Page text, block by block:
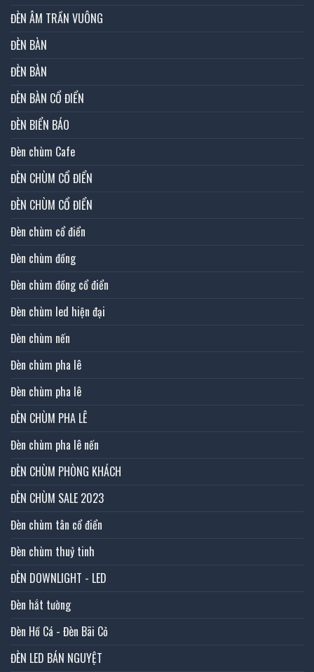
ĐÈN ÂM TRẦN VUÔNG
ĐÈN BÀN
ĐÈN BÀN
ĐÈN BÀN CỔ ĐIỂN
ĐÈN BIỂN BÁO
Đèn chùm Cafe
ĐÈN CHÙM CỔ ĐIỂN
ĐÈN CHÙM CỔ ĐIỂN
Đèn chùm cổ điển
Đèn chùm đồng
Đèn chùm đồng cổ điển
Đèn chùm led hiện đại
Đèn chùm nến
Đèn chùm pha lê
Đèn chùm pha lê
ĐÈN CHÙM PHA LÊ
Đèn chùm pha lê nến
ĐÈN CHÙM PHÒNG KHÁCH
ĐÈN CHÙM SALE 2023
Đèn chùm tân cổ điển
Đèn chùm thuỷ tinh
ĐÈN DOWNLIGHT - LED
Đèn hắt tường
Đèn Hồ Cá - Đèn Bãi Cỏ
ĐÈN LED BÁN NGUYỆT